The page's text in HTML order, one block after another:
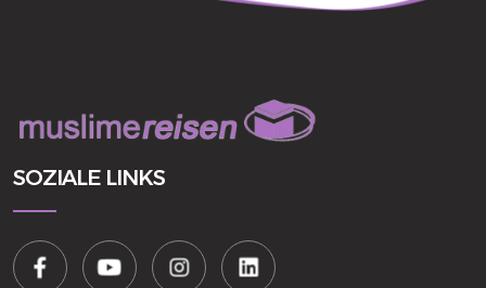
SOZIALE LINKS